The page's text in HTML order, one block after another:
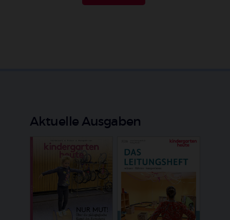
Aktuelle Ausgaben